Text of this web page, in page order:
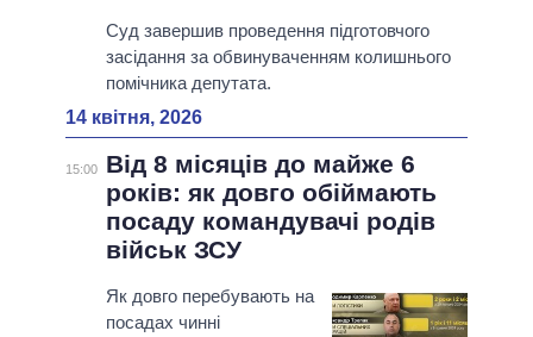
Суд завершив проведення підготовчого
засідання за обвинуваченням колишнього
помічника депутата.
14 квітня, 2026
15:00
Від 8 місяців до майже 6
років: як довго обіймають
посаду командувачі родів
військ ЗСУ
Як довго перебувають на
посадах чинні